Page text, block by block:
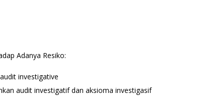
Adanya Resiko:
investigative
audit investigatif dan aksioma investigasif